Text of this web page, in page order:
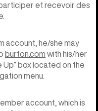
et recevoir des
account, he/she may
burton.com with his/her
Up” box located on the
menu.
account, which is